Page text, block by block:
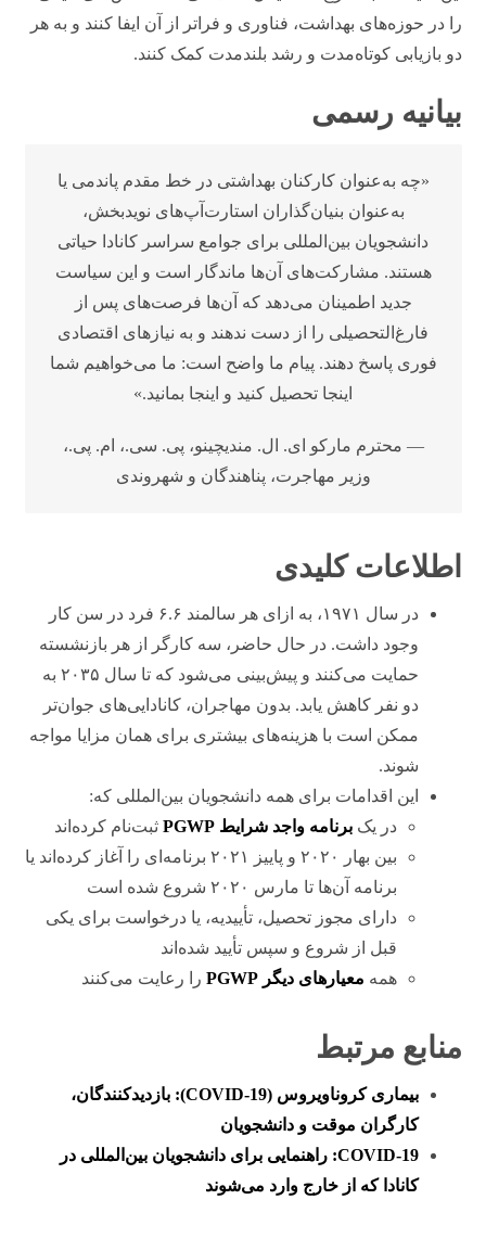
را در حوزه‌های بهداشت، فناوری و فراتر از آن ایفا کنند و به هر
دو بازیابی کوتاه‌مدت و رشد بلندمدت کمک کنند.
بیانیه رسمی
«چه به‌عنوان کارکنان بهداشتی در خط مقدم پاندمی یا
به‌عنوان بنیان‌گذاران استارت‌آپ‌های نویدبخش،
دانشجویان بین‌المللی برای جوامع سراسر کانادا حیاتی
هستند. مشارکت‌های آن‌ها ماندگار است و این سیاست
جدید اطمینان می‌دهد که آن‌ها فرصت‌های پس از
فارغ‌التحصیلی را از دست ندهند و به نیازهای اقتصادی
فوری پاسخ دهند. پیام ما واضح است: ما می‌خواهیم شما
اینجا تحصیل کنید و اینجا بمانید.»
— محترم مارکو ای. ال. مندیچینو، پی. سی.، ام. پی.،
وزیر مهاجرت، پناهندگان و شهروندی
اطلاعات کلیدی
در سال ۱۹۷۱، به ازای هر سالمند ۶.۶ فرد در سن کار
وجود داشت. در حال حاضر، سه کارگر از هر بازنشسته
حمایت می‌کنند و پیش‌بینی می‌شود که تا سال ۲۰۳۵ به
دو نفر کاهش یابد. بدون مهاجران، کانادایی‌های جوان‌تر
ممکن است با هزینه‌های بیشتری برای همان مزایا مواجه
شوند.
این اقدامات برای همه دانشجویان بین‌المللی که:
در یکبرنامه واجد شرایط PGWP
ثبت‌نام کرده‌اند
بین بهار ۲۰۲۰ و پاییز ۲۰۲۱ برنامه‌ای را آغاز کرده‌اند یا
برنامه آن‌ها تا مارس ۲۰۲۰ شروع شده است
دارای مجوز تحصیل، تأییدیه، یا درخواست برای یکی
قبل از شروع و سپس تأیید شده‌اند
همه معیارهای دیگر PGWP را رعایت می‌کنند
منابع مرتبط
بیماری کروناویروس (COVID-19): بازدیدکنندگان،
کارگران موقت و دانشجویان
COVID-19: راهنمایی برای دانشجویان بین‌المللی در
کانادا که از خارج وارد می‌شوند